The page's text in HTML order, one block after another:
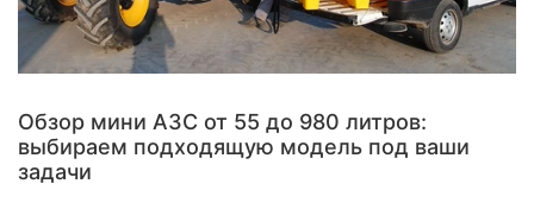
Обзор мини АЗС от 55 до 980 литров:
выбираем подходящую модель под ваши
задачи